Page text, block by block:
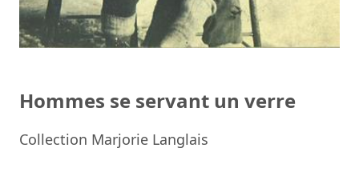
Hommes se servant un verre
Collection Marjorie Langlais